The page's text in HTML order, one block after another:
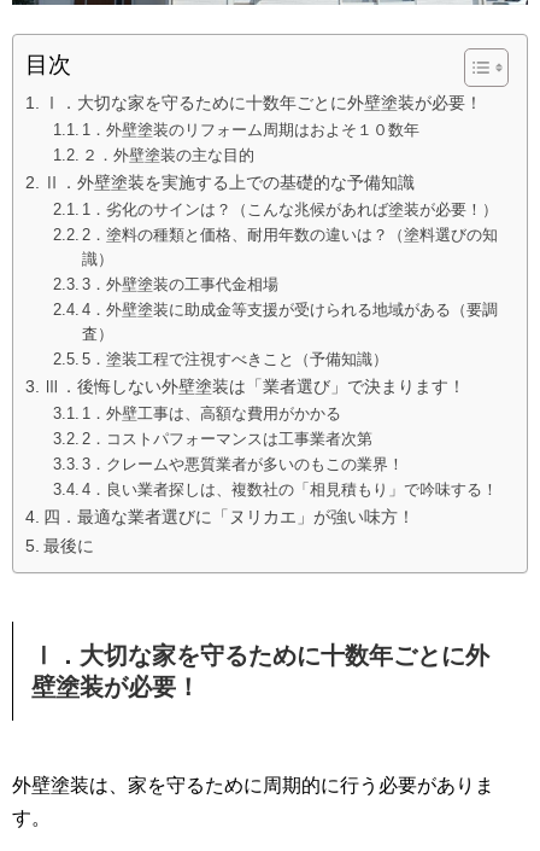
目次
Ⅰ．大切な家を守るために十数年ごとに外壁塗装が必要！
1．外壁塗装のリフォーム周期はおよそ１０数年
２．外壁塗装の主な目的
Ⅱ．外壁塗装を実施する上での基礎的な予備知識
1．劣化のサインは？（こんな兆候があれば塗装が必要！）
2．塗料の種類と価格、耐用年数の違いは？（塗料選びの知
識）
3．外壁塗装の工事代金相場
4．外壁塗装に助成金等支援が受けられる地域がある（要調
査）
5．塗装工程で注視すべきこと（予備知識）
Ⅲ．後悔しない外壁塗装は「業者選び」で決まります！
1．外壁工事は、高額な費用がかかる
2．コストパフォーマンスは工事業者次第
3．クレームや悪質業者が多いのもこの業界！
4．良い業者探しは、複数社の「相見積もり」で吟味する！
四．最適な業者選びに「ヌリカエ」が強い味方！
最後に
Ⅰ．大切な家を守るために十数年ごとに外
壁塗装が必要！
外壁塗装は、家を守るために周期的に行う必要がありま
す。